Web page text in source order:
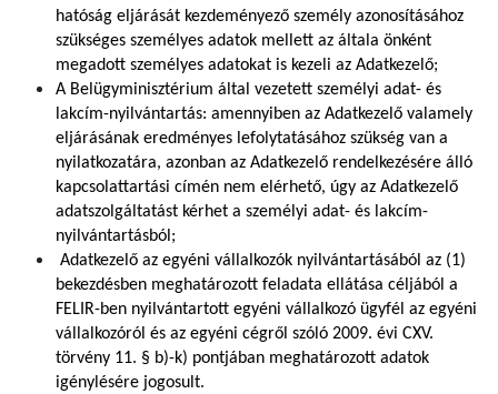
hatóság eljárását kezdeményező személy azonosításához
szükséges személyes adatok mellett az általa önként
megadott személyes adatokat is kezeli az Adatkezelő;
A Belügyminisztérium által vezetett személyi adat- és
lakcím-nyilvántartás: amennyiben az Adatkezelő valamely
eljárásának eredményes lefolytatásához szükség van a
nyilatkozatára, azonban az Adatkezelő rendelkezésére álló
kapcsolattartási címén nem elérhető, úgy az Adatkezelő
adatszolgáltatást kérhet a személyi adat- és lakcím-
nyilvántartásból;
Adatkezelő az egyéni vállalkozók nyilvántartásából az (1)
bekezdésben meghatározott feladata ellátása céljából a
FELIR-ben nyilvántartott egyéni vállalkozó ügyfél az egyéni
vállalkozóról és az egyéni cégről szóló 2009. évi CXV.
törvény 11. § b)-k) pontjában meghatározott adatok
igénylésére jogosult.